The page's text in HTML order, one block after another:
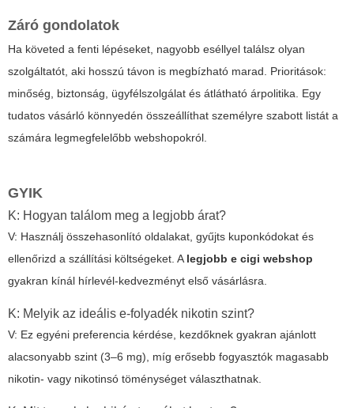
Záró gondolatok
Ha követed a fenti lépéseket, nagyobb eséllyel találsz olyan
szolgáltatót, aki hosszú távon is megbízható marad. Prioritások:
minőség, biztonság, ügyfélszolgálat és átlátható árpolitika. Egy
tudatos vásárló könnyedén összeállíthat személyre szabott listát a
számára legmegfelelőbb webshopokról.
GYIK
K: Hogyan találom meg a legjobb árat?
V: Használj összehasonlító oldalakat, gyűjts kuponkódokat és
ellenőrizd a szállítási költségeket. Alegjobb e cigi webshop
gyakran kínál hírlevél-kedvezményt első vásárlásra.
K: Melyik az ideális e-folyadék nikotin szint?
V: Ez egyéni preferencia kérdése, kezdőknek gyakran ajánlott
alacsonyabb szint (3–6 mg), míg erősebb fogyasztók magasabb
nikotin- vagy nikotinsó töménységet választhatnak.